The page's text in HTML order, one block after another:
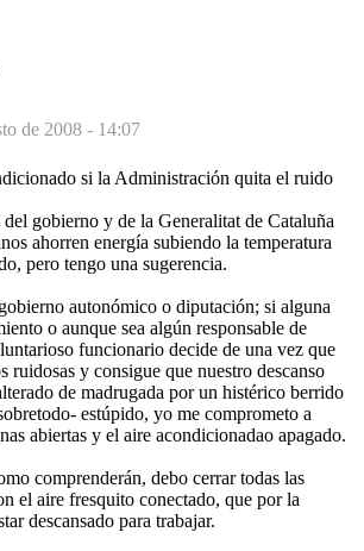
de 2008 - 14:07
si la Administración quita el ruido
gobierno y de la Generalitat de Cataluña
ahorren energía subiendo la temperatura
pero tengo una sugerencia.
autonómico o diputación; si alguna
o aunque sea algún responsable de
funcionario decide de una vez que
ruidosas y consigue que nuestro descanso
de madrugada por un histérico berrido
estúpido, yo me comprometo a
abiertas y el aire acondicionadao apagado.
comprenderán, debo cerrar todas las
el aire fresquito conectado, que por la
descansado para trabajar.